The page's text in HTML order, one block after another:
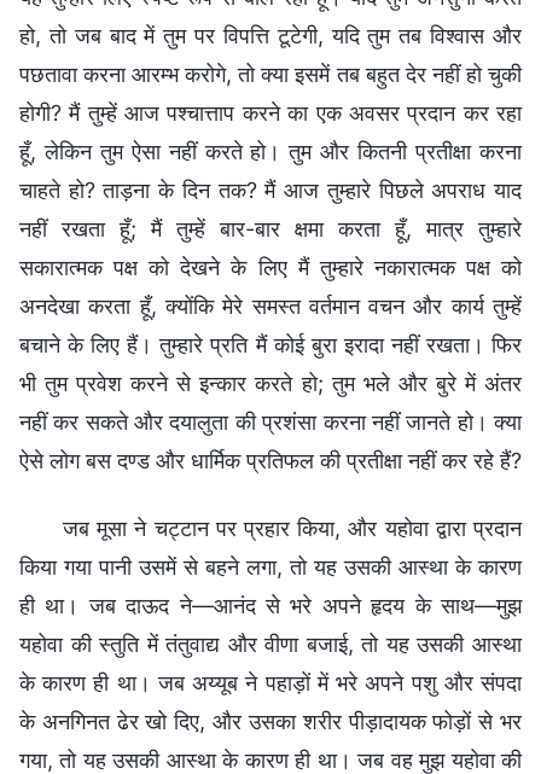
हो, तो जब बाद में तुम पर विपत्ति टूटेगी, यदि तुम तब विश्वास और
पछतावा करना आरम्भ करोगे, तो क्या इसमें तब बहुत देर नहीं हो चुकी
होगी? मैं तुम्हें आज पश्चात्ताप करने का एक अवसर प्रदान कर रहा
हूँ, लेकिन तुम ऐसा नहीं करते हो। तुम और कितनी प्रतीक्षा करना
चाहते हो? ताड़ना के दिन तक? मैं आज तुम्हारे पिछले अपराध याद
नहीं रखता हूँ; मैं तुम्हें बार-बार क्षमा करता हूँ, मात्र तुम्हारे
सकारात्मक पक्ष को देखने के लिए मैं तुम्हारे नकारात्मक पक्ष को
अनदेखा करता हूँ, क्योंकि मेरे समस्त वर्तमान वचन और कार्य तुम्हें
बचाने के लिए हैं। तुम्हारे प्रति मैं कोई बुरा इरादा नहीं रखता। फिर
भी तुम प्रवेश करने से इन्कार करते हो; तुम भले और बुरे में अंतर
नहीं कर सकते और दयालुता की प्रशंसा करना नहीं जानते हो। क्या
ऐसे लोग बस दण्ड और धार्मिक प्रतिफल की प्रतीक्षा नहीं कर रहे हैं?
जब मूसा ने चट्टान पर प्रहार किया, और यहोवा द्वारा प्रदान
किया गया पानी उसमें से बहने लगा, तो यह उसकी आस्था के कारण
ही था। जब दाऊद ने—आनंद से भरे अपने हृदय के साथ—मुझ
यहोवा की स्तुति में तंतुवाद्य और वीणा बजाई, तो यह उसकी आस्था
के कारण ही था। जब अय्यूब ने पहाड़ों में भरे अपने पशु और संपदा
के अनगिनत ढेर खो दिए, और उसका शरीर पीड़ादायक फोड़ों से भर
गया, तो यह उसकी आस्था के कारण ही था। जब वह मुझ यहोवा की